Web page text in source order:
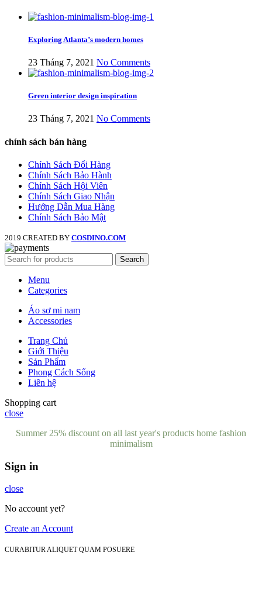
Exploring Atlanta’s modern homes
23 Tháng 7, 2021 No Comments
Green interior design inspiration
23 Tháng 7, 2021 No Comments
chính sách bán hàng
Chính Sách Đổi Hàng
Chính Sách Bảo Hành
Chính Sách Hội Viên
Chính Sách Giao Nhận
Hướng Dẫn Mua Hàng
Chính Sách Bảo Mật
2019 CREATED BY COSDINO.COM
Search
Menu
Categories
Áo sơ mi nam
Accessories
Trang Chủ
Giới Thiệu
Sản Phẩm
Phong Cách Sống
Liên hệ
Shopping cart
close
Summer 25% discount on all last year's products home fashion
minimalism
Sign in
close
No account yet?
Create an Account
CURABITUR ALIQUET QUAM POSUERE